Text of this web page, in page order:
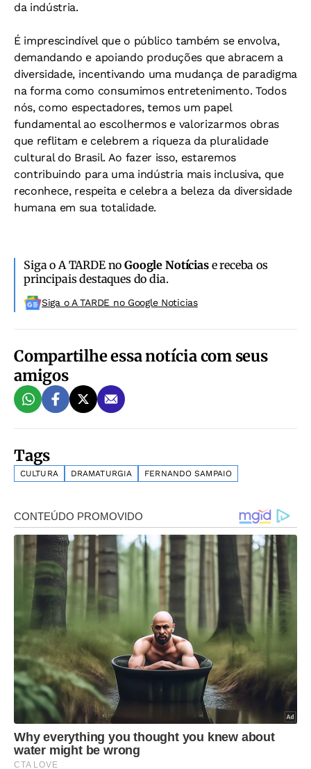
da indústria.
É imprescindível que o público também se envolva,
demandando e apoiando produções que abracem a
diversidade, incentivando uma mudança de paradigma
na forma como consumimos entretenimento. Todos
nós, como espectadores, temos um papel
fundamental ao escolhermos e valorizarmos obras
que reflitam e celebrem a riqueza da pluralidade
cultural do Brasil. Ao fazer isso, estaremos
contribuindo para uma indústria mais inclusiva, que
reconhece, respeita e celebra a beleza da diversidade
humana em sua totalidade.
Siga o A TARDE noGoogle Notíciase receba os
principais destaques do dia.
Siga o A TARDE no Google Noticias
Compartilhe essa notícia com seus
amigos
Tags
CULTURA DRAMATURGIA FERNANDO SAMPAIO